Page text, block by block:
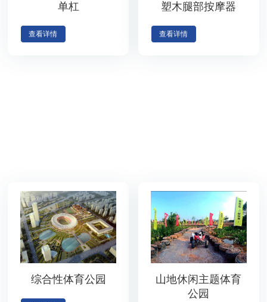
单杠
查看详情
塑木腿部按摩器
查看详情
综合性体育公园
山地休闲主题体育
公园